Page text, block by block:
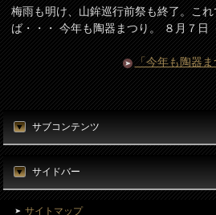
梅雨も明け、山鉾巡行前祭も終了。こ
ば・・・ 今年も陶器まつり。 ８月７日
「今年も陶器
サブコンテンツ
サイドバー
サイトマップ